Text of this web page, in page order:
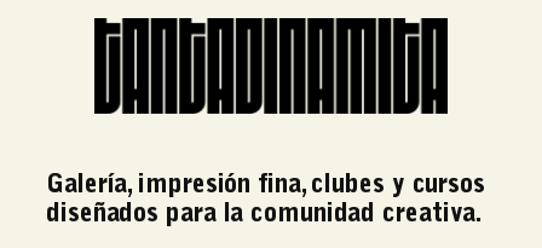
Galería, impresión fina, clubes y cursos
diseñados para la comunidad creativa.